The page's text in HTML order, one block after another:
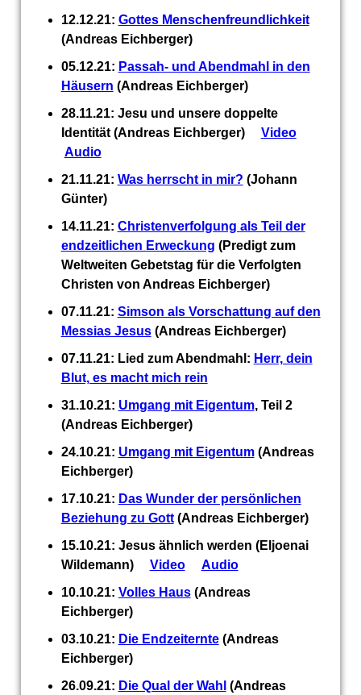
12.12.21: Gottes Menschenfreundlichkeit
(Andreas Eichberger)
05.12.21: Passah- und Abendmahl in den
Häusern (Andreas Eichberger)
28.11.21: Jesu und unsere doppelte
Identität (Andreas Eichberger) Video
Audio
21.11.21: Was herrscht in mir? (Johann
Günter)
14.11.21: Christenverfolgung als Teil der
endzeitlichen Erweckung (Predigt zum
Weltweiten Gebetstag für die Verfolgten
Christen von Andreas Eichberger)
07.11.21: Simson als Vorschattung auf den
Messias Jesus(Andreas Eichberger)
07.11.21: Lied zum Abendmahl: Herr, dein
Blut, es macht mich rein
31.10.21: Umgang mit Eigentum, Teil 2
(Andreas Eichberger)
24.10.21: Umgang mit Eigentum(Andreas
Eichberger)
17.10.21: Das Wunder der persönlichen
Beziehung zu Gott(Andreas Eichberger)
15.10.21: Jesus ähnlich werden (Eljoenai
Wildemann) Video
Audio
10.10.21: Volles Haus(Andreas
Eichberger)
03.10.21: Die Endzeiternte(Andreas
Eichberger)
26.09.21: Die Qual der Wahl (Andreas